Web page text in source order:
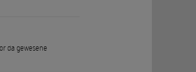
da gewesene